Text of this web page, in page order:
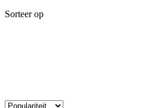
Sorteer op